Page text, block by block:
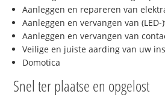
Aanleggen en repareren van
Aanleggen en vervangen van
Aanleggen en vervangen van
Veilige en juiste aarding van uw
Domotica
Snel ter plaatse en opgelost